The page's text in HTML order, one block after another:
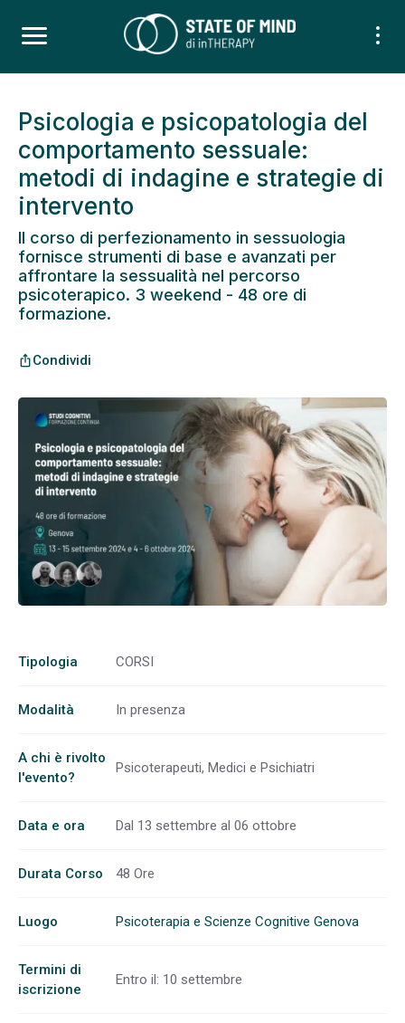
Psicologia e psicopatologia del
comportamento sessuale:
metodi di indagine e strategie di
intervento
Il corso di perfezionamento in sessuologia
fornisce strumenti di base e avanzati per
affrontare la sessualità nel percorso
psicoterapico. 3 weekend - 48 ore di
formazione.
ios_shareCondividi
Tipologia CORSI
Modalità In presenza
A chi è rivolto
l'evento?
Psicoterapeuti, Medici e Psichiatri
Data e ora Dal 13 settembre al 06 ottobre
Durata Corso 48 Ore
Luogo Psicoterapia e Scienze Cognitive Genova
Termini di
iscrizione
Entro il: 10 settembre